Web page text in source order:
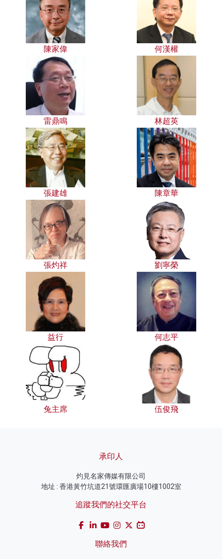
陳家偉 何漢權
雷鼎鳴 林超英
張建雄 陳章華
張灼祥 劉寧榮
益行 何志平
兔主席 伍俊飛
承印人
灼見名家傳媒有限公司
地址 : 香港黃竹坑道21號環匯廣場10樓1002室
追蹤我們的社交平台
聯絡我們